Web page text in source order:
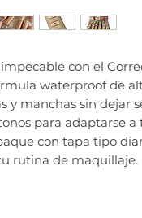
con el
waterproof de
y manchas sin dejar
para adaptarse a
con tapa tipo
rutina de maquillaje.